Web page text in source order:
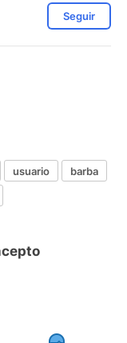
Seguir
usuario
barba